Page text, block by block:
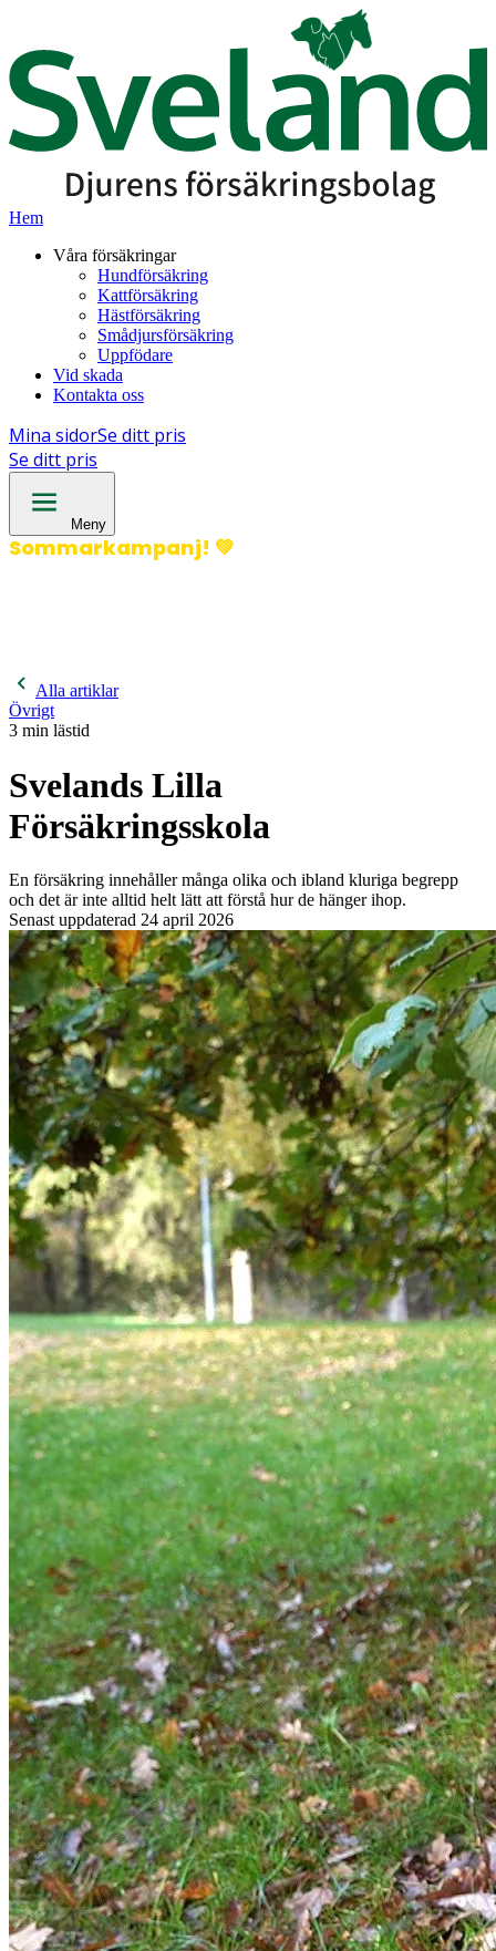
Hem
Våra försäkringar
Hundförsäkring
Kattförsäkring
Hästförsäkring
Smådjursförsäkring
Uppfödare
Vid skada
Kontakta oss
Mina sidorSe ditt pris
Se ditt pris
Meny
Sommarkampanj! 💚
Alla artiklar
Övrigt
3 min lästid
Svelands Lilla
Försäkringsskola
En försäkring innehåller många olika och ibland kluriga begrepp
och det är inte alltid helt lätt att förstå hur de hänger ihop.
Senast uppdaterad 24 april 2026